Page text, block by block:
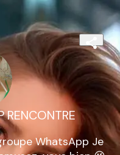
RENCONTRE
WhatsApp Je